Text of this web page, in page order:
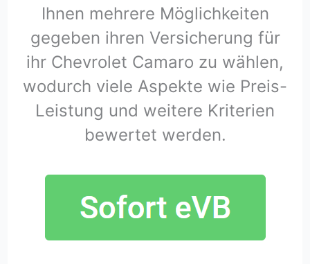
Ihnen mehrere Möglichkeiten
gegeben ihren Versicherung für
ihr Chevrolet Camaro zu wählen,
wodurch viele Aspekte wie Preis-
Leistung und weitere Kriterien
bewertet werden.